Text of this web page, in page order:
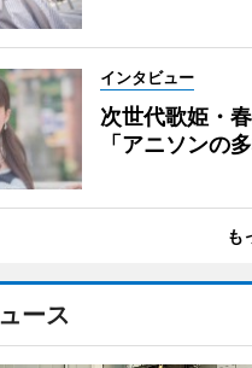
インタビュー
次世代歌姫・
「アニソンの
も
ース